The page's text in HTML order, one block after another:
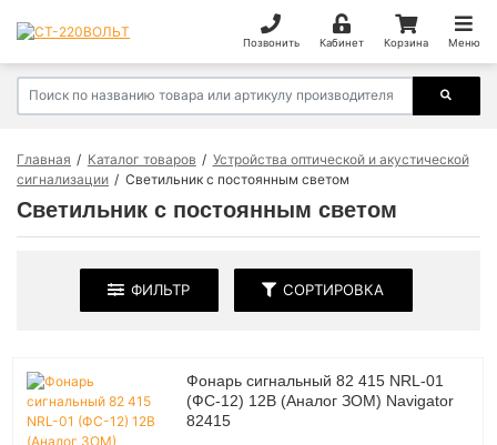
Позвонить Кабинет Корзина Меню
Главная Каталог товаров
Устройства оптической и акустической
сигнализации
Светильник с постоянным светом
Светильник с постоянным светом
ФИЛЬТР СОРТИРОВКА
Фонарь сигнальный 82 415 NRL-01
(ФС-12) 12В (Аналог ЗОМ) Navigator
82415